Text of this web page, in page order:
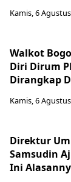
Kamis, 6
Walkot
Diri Dirum
Dirangkap
Kamis, 6
Direktur
Samsudin
Ini